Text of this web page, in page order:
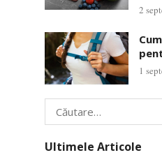
2
1
Caută
după:
Ultimele Articole